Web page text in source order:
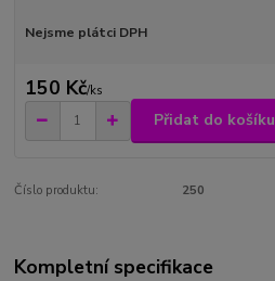
Nejsme plátci DPH
150 Kč/ks
Přidat do košíku
Číslo produktu: 250
Kompletní specifikace